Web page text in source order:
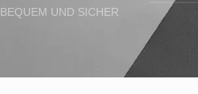
UND SICHER